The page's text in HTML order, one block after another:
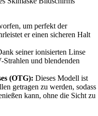
um perfekt der
er einen sicheren Halt
seiner ionisierten Linse
und blendenden
(OTG): Dieses Modell ist
getragen zu werden, sodass
kann, ohne die Sicht zu